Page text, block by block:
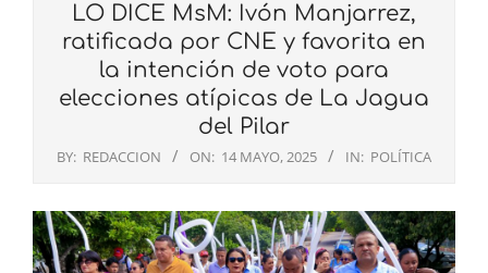
LO DICE MsM: Ivón Manjarrez,
ratificada por CNE y favorita en
la intención de voto para
elecciones atípicas de La Jagua
del Pilar
BY: REDACCION ON: 14 MAYO, 2025 IN: POLÍTICA